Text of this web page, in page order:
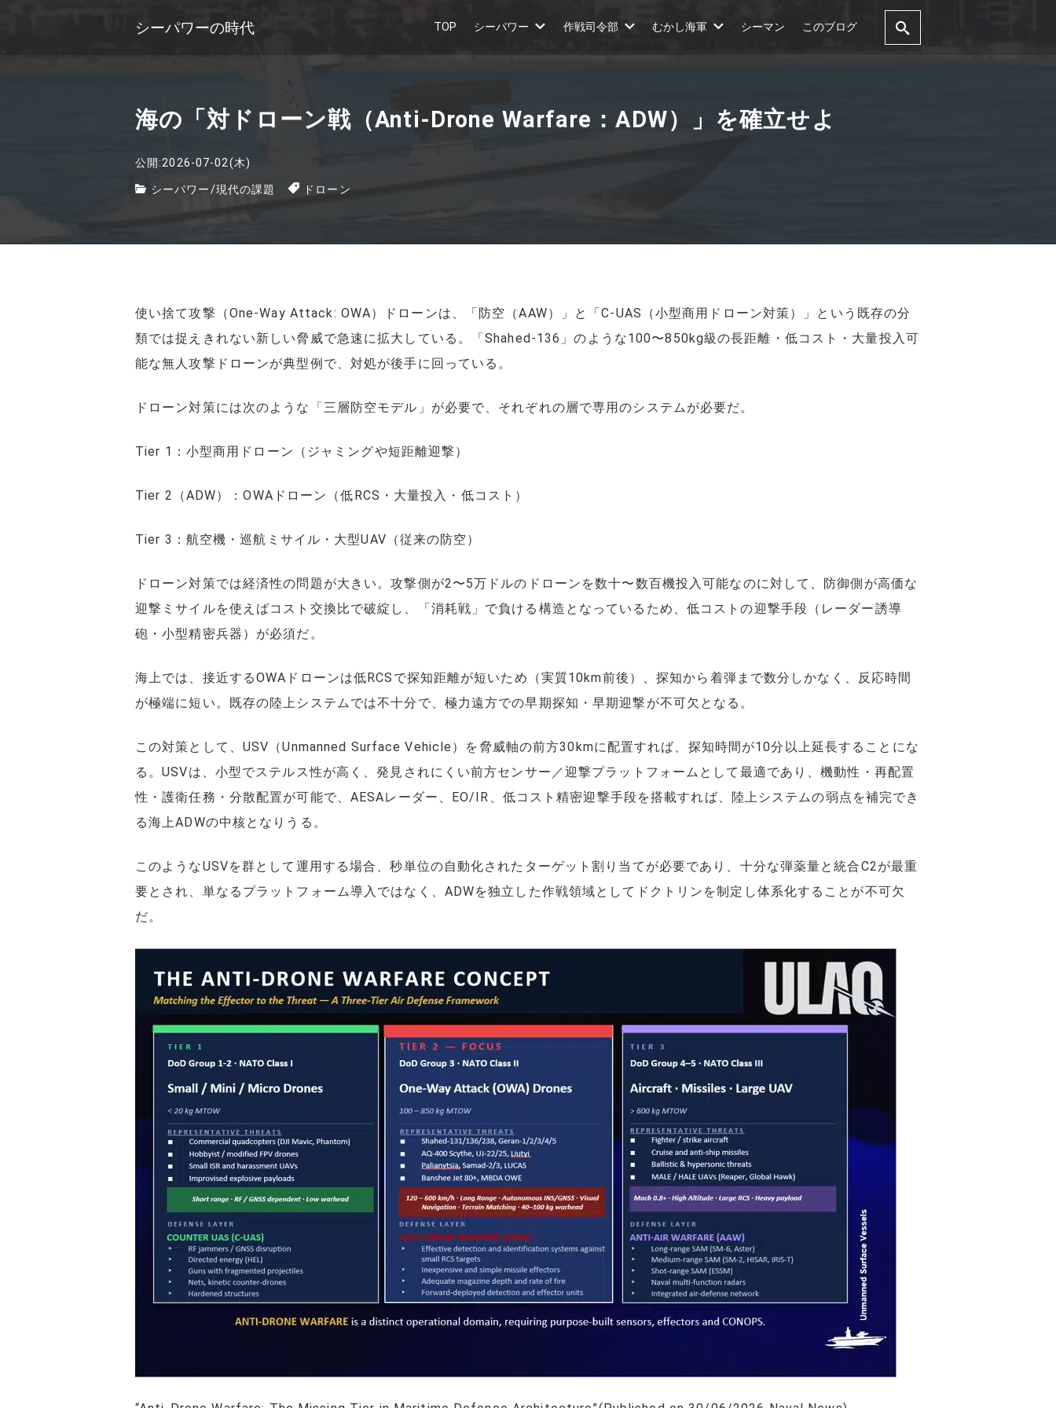
シーパワーの時代 TOP シーパワー 作戦司令部 むかし海軍 シーマン このブログ
海の「対ドローン戦（Anti-Drone Warfare：ADW）」を確立せよ
公開:2026-07-02(木)
シーパワー/現代の課題 ドローン
使い捨て攻撃（One-Way Attack: OWA）ドローンは、「防空（AAW）」と「C-UAS（小型商用ドローン対策）」という既存の分
類では捉えきれない新しい脅威で急速に拡大している。「Shahed-136」のような100〜850kg級の長距離・低コスト・大量投入可
能な無人攻撃ドローンが典型例で、対処が後手に回っている。
ドローン対策には次のような「三層防空モデル」が必要で、それぞれの層で専用のシステムが必要だ。
Tier 1：小型商用ドローン（ジャミングや短距離迎撃）
Tier 2（ADW）：OWAドローン（低RCS・大量投入・低コスト）
Tier 3：航空機・巡航ミサイル・大型UAV（従来の防空）
ドローン対策では経済性の問題が大きい。攻撃側が2〜5万ドルのドローンを数十〜数百機投入可能なのに対して、防御側が高価な
迎撃ミサイルを使えばコスト交換比で破綻し、「消耗戦」で負ける構造となっているため、低コストの迎撃手段（レーダー誘導
砲・小型精密兵器）が必須だ。
海上では、接近するOWAドローンは低RCSで探知距離が短いため（実質10km前後）、探知から着弾まで数分しかなく、反応時間
が極端に短い。既存の陸上システムでは不十分で、極力遠方での早期探知・早期迎撃が不可欠となる。
この対策として、USV（Unmanned Surface Vehicle）を脅威軸の前方30kmに配置すれば、探知時間が10分以上延長することにな
る。USVは、小型でステルス性が高く、発見されにくい前方センサー／迎撃プラットフォームとして最適であり、機動性・再配置
性・護衛任務・分散配置が可能で、AESAレーダー、EO/IR、低コスト精密迎撃手段を搭載すれば、陸上システムの弱点を補完でき
る海上ADWの中核となりうる。
このようなUSVを群として運用する場合、秒単位の自動化されたターゲット割り当てが必要であり、十分な弾薬量と統合C2が最重
要とされ、単なるプラットフォーム導入ではなく、ADWを独立した作戦領域としてドクトリンを制定し体系化することが不可欠
だ。